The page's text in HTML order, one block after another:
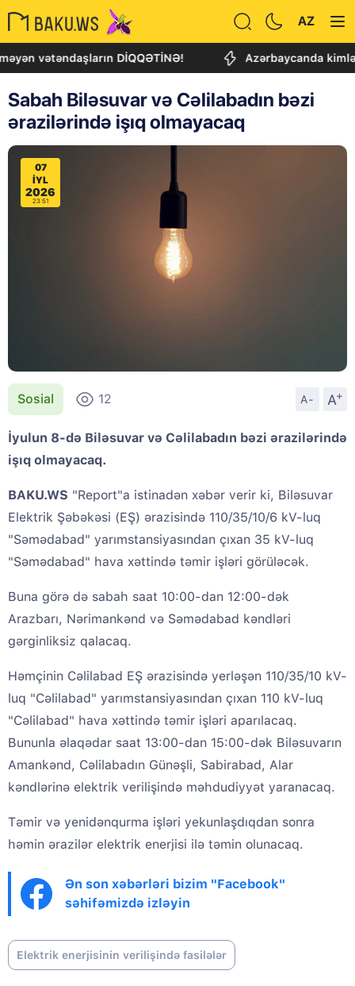
AZ
DİQQƏTİNƏ! Azərbaycanda kimlər
Sabah Biləsuvar və Cəlilabadın bəzi
ərazilərində işıq olmayacaq
07
IYL
2026
23:51
Sosial 12 A- A
+
İyulun 8-də Biləsuvar və Cəlilabadın bəzi ərazilərində
işıq olmayacaq.
BAKU.WS "Report"a istinadən xəbər verir ki, Biləsuvar
Elektrik Şəbəkəsi (EŞ) ərazisində 110/35/10/6 kV-luq
"Səmədabad" yarımstansiyasından çıxan 35 kV-luq
"Səmədabad" hava xəttində təmir işləri görüləcək.
Buna görə də sabah saat 10:00-dan 12:00-dək
Arazbarı, Nərimankənd və Səmədabad kəndləri
gərginliksiz qalacaq.
Həmçinin Cəlilabad EŞ ərazisində yerləşən 110/35/10 kV-
luq "Cəlilabad" yarımstansiyasından çıxan 110 kV-luq
"Cəlilabad" hava xəttində təmir işləri aparılacaq.
Bununla əlaqədar saat 13:00-dan 15:00-dək Biləsuvarın
Amankənd, Cəlilabadın Günəşli, Sabirabad, Alar
kəndlərinə elektrik verilişində məhdudiyyət yaranacaq.
Təmir və yenidənqurma işləri yekunlaşdıqdan sonra
həmin ərazilər elektrik enerjisi ilə təmin olunacaq.
Ən son xəbərləri bizim "Facebook"
səhifəmizdə izləyin
Elektrik enerjisinin verilişində fasilələr